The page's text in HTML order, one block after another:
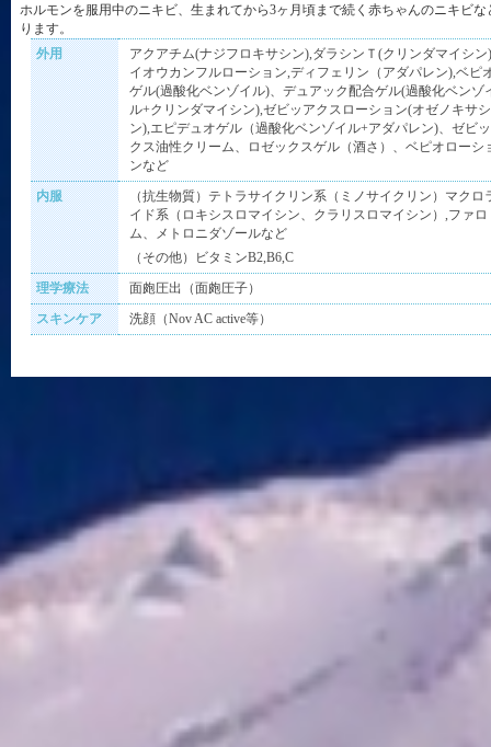
ホルモンを服用中のニキビ、生まれてから3ヶ月頃まで続く赤ちゃんのニキビな
ります。
外用
アクアチム(ナジフロキサシン),ダラシンＴ(クリンダマイシン
イオウカンフルローション,ディフェリン（アダパレン),ベピ
ゲル(過酸化ベンゾイル)、デュアック配合ゲル(過酸化ベンゾ
ル+クリンダマイシン),ゼビッアクスローション(オゼノキサシ
ン),エピデュオゲル（過酸化ベンゾイル+アダパレン)、ゼビ
クス油性クリーム、ロゼックスゲル（酒さ）、ベピオローシ
ンなど
内服
（抗生物質）テトラサイクリン系（ミノサイクリン）マクロ
イド系（ロキシスロマイシン、クラリスロマイシン）,ファロ
ム、メトロニダゾールなど
（その他）ビタミンB2,B6,C
理学療法
面皰圧出（面皰圧子）
スキンケア
洗顔（Nov AC active等）